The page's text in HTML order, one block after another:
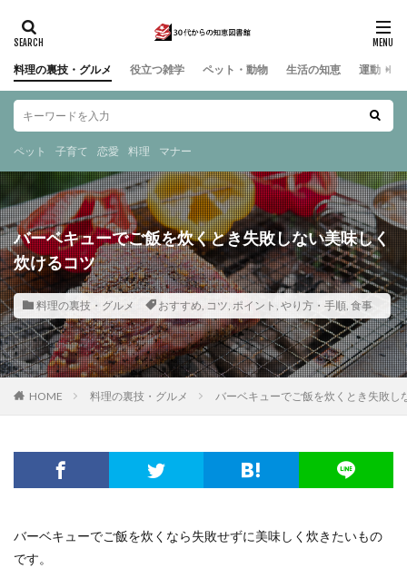
料理の裏技・グルメ 役立つ雑学 ペット・動物 生活の知恵 運動・ス
ペット 子育て 恋愛 料理 マナー
バーベキューでご飯を炊くとき失敗しない美味しく
炊けるコツ
料理の裏技・グルメ おすすめ, コツ, ポイント , やり方・手順, 食事
HOME 料理の裏技・グルメ バーベキューでご飯を炊くとき失敗し
バーベキューでご飯を炊くなら失敗せずに美味しく炊きたいもの
です。